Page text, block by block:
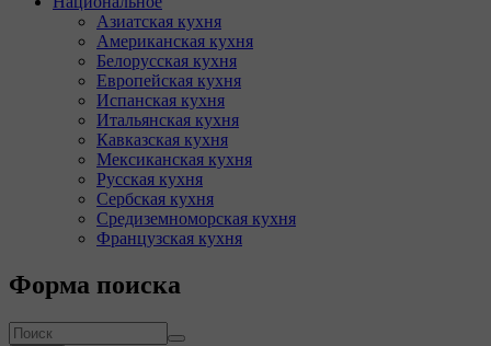
Азиатская кухня
Американская кухня
Белорусская кухня
Европейская кухня
Испанская кухня
Итальянская кухня
Кавказская кухня
Мексиканская кухня
Русская кухня
Сербская кухня
Средиземноморская кухня
Французская кухня
Форма поиска